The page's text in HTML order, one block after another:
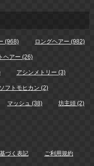
(968) ロングヘアー (982)
ヘアー (26)
アシンメトリー (3)
ソフトモヒカン (2)
マッシュ (38) 坊主頭 (2)
づく表記 ご利用規約